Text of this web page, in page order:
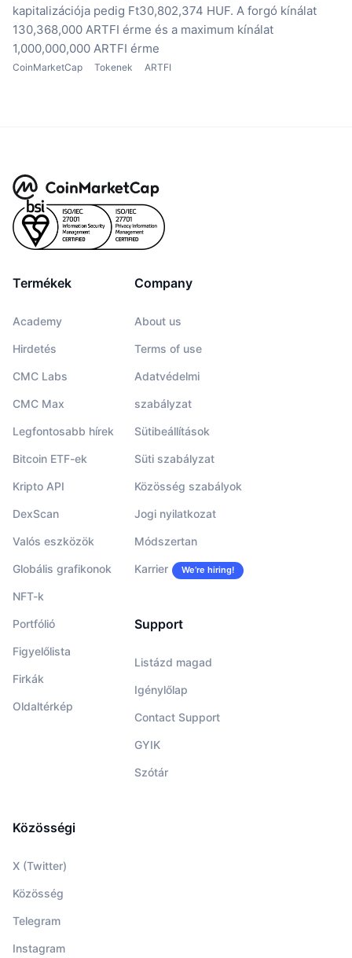
kapitalizációja pedig Ft30,802,374 HUF. A forgó kínálat
130,368,000 ARTFI érme és a maximum kínálat
1,000,000,000 ARTFI érme
CoinMarketCap Tokenek ARTFI
Termékek
Academy
Hirdetés
CMC Labs
CMC Max
Legfontosabb hírek
Bitcoin ETF-ek
Kripto API
DexScan
Valós eszközök
Globális grafikonok
NFT-k
Portfólió
Figyelőlista
Firkák
Oldaltérkép
Company
About us
Terms of use
Adatvédelmi
szabályzat
Sütibeállítások
Süti szabályzat
Közösség szabályok
Jogi nyilatkozat
Módszertan
Karrier We’re hiring!
Support
Listázd magad
Igénylőlap
Contact Support
GYIK
Szótár
Közösségi
X (Twitter)
Közösség
Telegram
Instagram